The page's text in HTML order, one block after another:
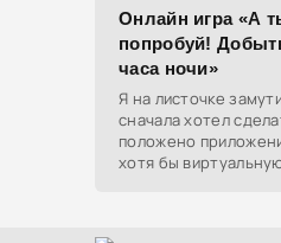
Онлайн игра «А
попробуй!
часа ночи»
Я на листочке
сначала хотел
положено
хотя бы